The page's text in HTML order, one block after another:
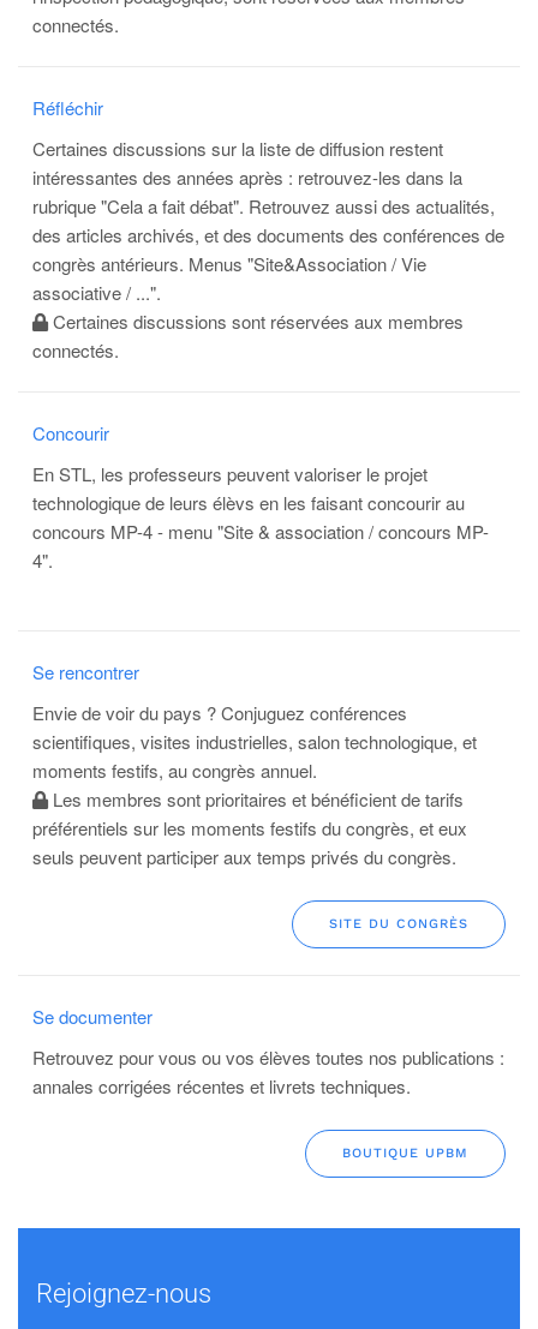
connectés.
Réfléchir
Certaines discussions sur la liste de diffusion restent
intéressantes des années après : retrouvez-les dans la
rubrique "Cela a fait débat". Retrouvez aussi des actualités,
des articles archivés, et des documents des conférences de
congrès antérieurs. Menus "Site&Association / Vie
associative / ...".
Certaines discussions sont réservées aux membres
connectés.
Concourir
En STL, les professeurs peuvent valoriser le projet
technologique de leurs élèvs en les faisant concourir au
concours MP-4 - menu "Site & association / concours MP-
4".
Se rencontrer
Envie de voir du pays ? Conjuguez conférences
scientifiques, visites industrielles, salon technologique, et
moments festifs, au congrès annuel.
Les membres sont prioritaires et bénéficient de tarifs
préférentiels sur les moments festifs du congrès, et eux
seuls peuvent participer aux temps privés du congrès.
SITE DU CONGRÈS
Se documenter
Retrouvez pour vous ou vos élèves toutes nos publications :
annales corrigées récentes et livrets techniques.
BOUTIQUE UPBM
Rejoignez-nous